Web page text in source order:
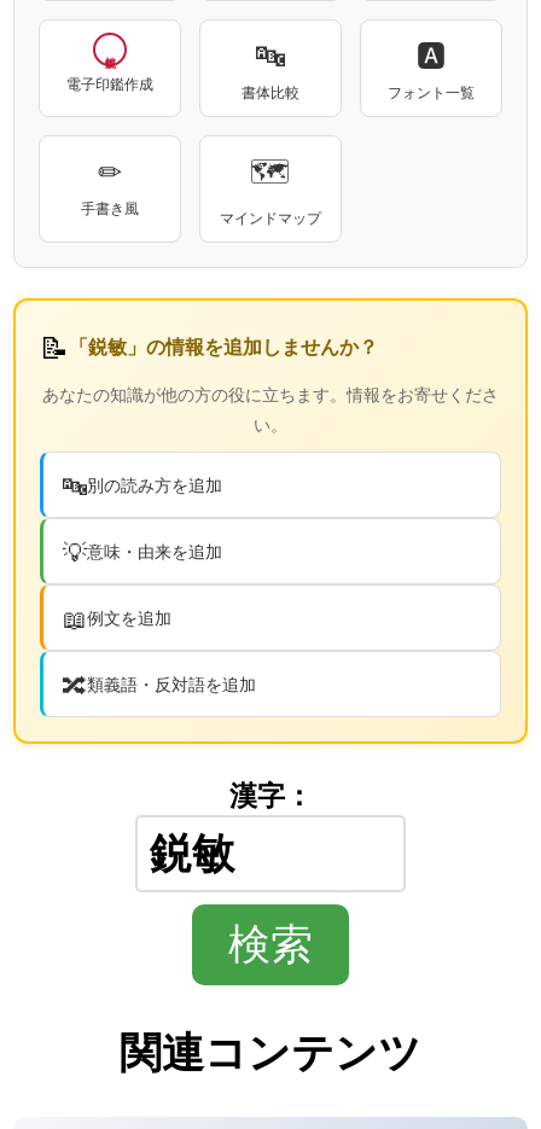
電子印鑑作成
🔤
書体比較
🅰
フォント一覧
✏
手書き風
🗺
マインドマップ
📝 「鋭敏」の情報を追加しませんか？
あなたの知識が他の方の役に立ちます。情報をお寄せくださ
い。
🔤別の読み方を追加
💡意味・由来を追加
📖例文を追加
🔀類義語・反対語を追加
漢字：
関連コンテンツ